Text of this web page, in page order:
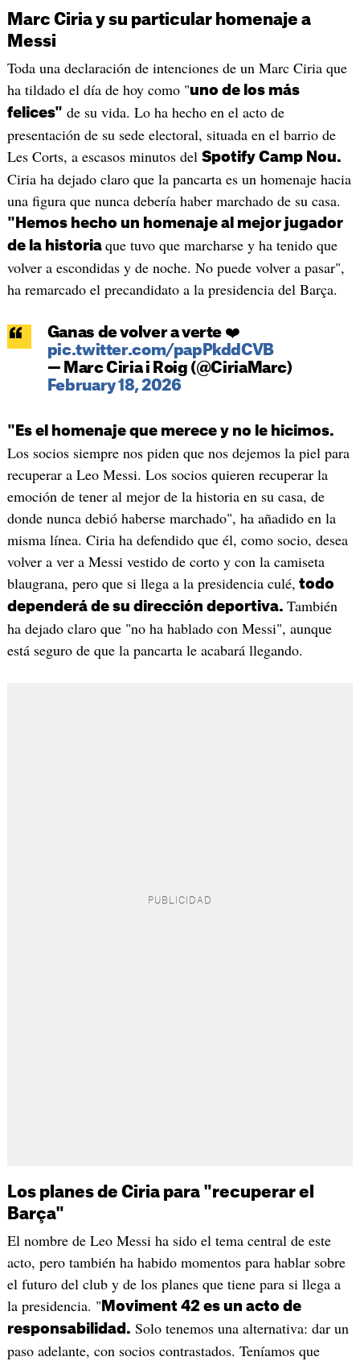
Marc Ciria y su particular homenaje a
Messi
Toda una declaración de intenciones de un Marc Ciria que
ha tildado el día de hoy como "uno de los más
felices" de su vida. Lo ha hecho en el acto de
presentación de su sede electoral, situada en el barrio de
Les Corts, a escasos minutos del Spotify Camp Nou.
Ciria ha dejado claro que la pancarta es un homenaje hacia
una figura que nunca debería haber marchado de su casa.
"Hemos hecho un homenaje al mejor jugador
de la historia que tuvo que marcharse y ha tenido que
volver a escondidas y de noche. No puede volver a pasar",
ha remarcado el precandidato a la presidencia del Barça.
Ganas de volver a verte ❤️
pic.twitter.com/papPkddCVB
— Marc Ciria i Roig (@CiriaMarc)
February 18, 2026
"Es el homenaje que merece y no le hicimos.
Los socios siempre nos piden que nos dejemos la piel para
recuperar a Leo Messi. Los socios quieren recuperar la
emoción de tener al mejor de la historia en su casa, de
donde nunca debió haberse marchado", ha añadido en la
misma línea. Ciria ha defendido que él, como socio, desea
volver a ver a Messi vestido de corto y con la camiseta
blaugrana, pero que si llega a la presidencia culé, todo
dependerá de su dirección deportiva. También
ha dejado claro que "no ha hablado con Messi", aunque
está seguro de que la pancarta le acabará llegando.
Los planes de Ciria para "recuperar el
Barça"
El nombre de Leo Messi ha sido el tema central de este
acto, pero también ha habido momentos para hablar sobre
el futuro del club y de los planes que tiene para si llega a
la presidencia. " Moviment 42 es un acto de
responsabilidad. Solo tenemos una alternativa: dar un
paso adelante, con socios contrastados. Teníamos que